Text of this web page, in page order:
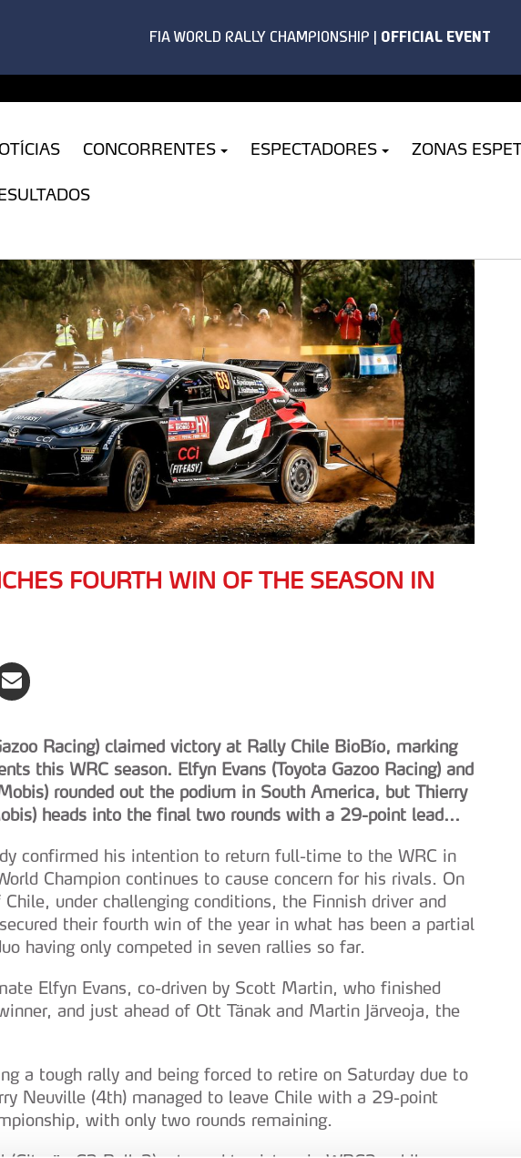
CONCORRENTES ESPECTADORES ZONAS
FOURTH WIN OF THE SEASON IN
Racing) claimed victory at Rally Chile BioBío, marking
this WRC season. Elfyn Evans (Toyota Gazoo Racing) and
rounded out the podium in South America, but Thierry
heads into the final two rounds with a 29-point lead...
confirmed his intention to return full-time to the WRC in
Champion continues to cause concern for his rivals. On
under challenging conditions, the Finnish driver and
their fourth win of the year in what has been a partial
having only competed in seven rallies so far.
Elfyn Evans, co-driven by Scott Martin, who finished
and just ahead of Ott Tänak and Martin Järveoja, the
a tough rally and being forced to retire on Saturday due to
Neuville (4th) managed to leave Chile with a 29-point
with only two rounds remaining.